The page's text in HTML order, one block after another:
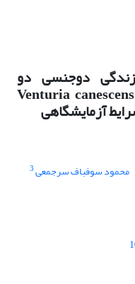
دوجنسی دو
جمعیت: باغی، و انباری، زنبور Venturia canescens
محمود سوفباف سرجمعی3